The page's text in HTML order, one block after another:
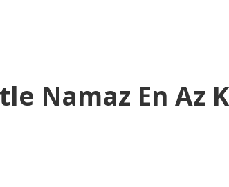
Namaz En Az